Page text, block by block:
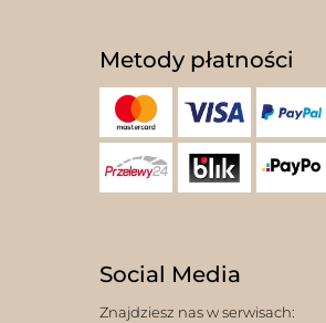
Metody płatności
Social Media
Znajdziesz nas w serwisach: